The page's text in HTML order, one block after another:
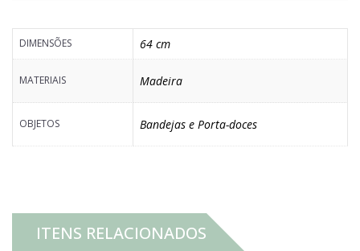
quantidade
DIMENSÕES 64 cm
MATERIAIS Madeira
OBJETOS Bandejas e Porta-doces
ITENS RELACIONADOS